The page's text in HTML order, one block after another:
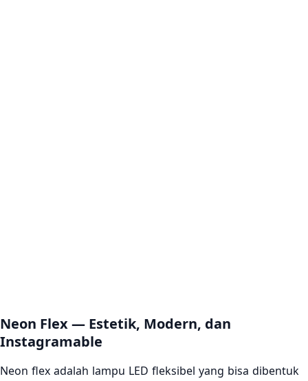
Neon Flex — Estetik, Modern, dan
Instagramable
Neon flex adalah lampu LED fleksibel yang bisa dibentuk